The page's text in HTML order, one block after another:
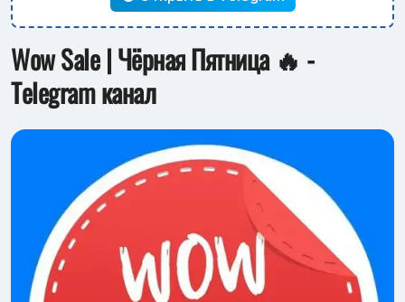
Wow Sale | Чёрная Пятница 🔥 -
Telegram канал